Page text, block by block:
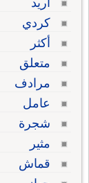
أريد
كردي
أكثر
متعلق
مرادف
عامل
شجرة
مثير
قماش